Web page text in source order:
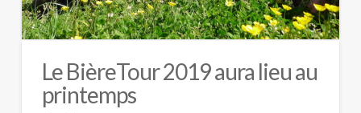
Le BièreTour 2019 aura lieu au
printemps